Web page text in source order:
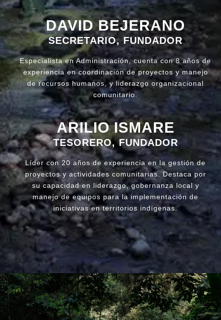
DAVID BEJERANO
SECRETARIO, FUNDADOR
Especialista en Administración, cuenta con 8 años de
experiencia en coordinación de proyectos y manejo
de recursos humanos, y liderazgo organizacional
comunitario.
ARILIO ISMARE
TESORERO, FUNDADOR
Líder con 20 años de experiencia en la gestión de
proyectos y actividades comunitarias. Destaca por
su capacidad en liderazgo, gobernanza local y
manejo de equipos para la implementación de
iniciativas en territorios indígenas.